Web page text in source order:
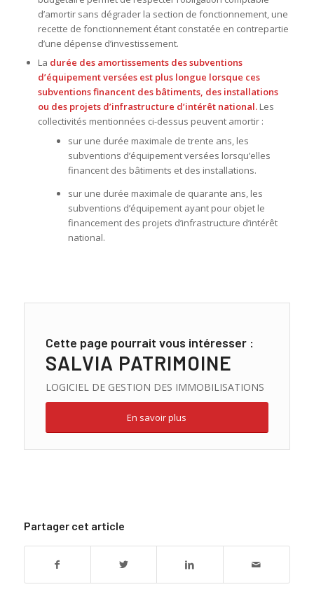
d’amortir sans dégrader la section de fonctionnement, une
recette de fonctionnement étant constatée en contrepartie
d’une dépense d’investissement.
La durée des amortissements des subventions
d’équipement versées est plus longue lorsque ces
subventions financent des bâtiments, des installations
ou des projets d’infrastructure d’intérêt national.Les
collectivités mentionnées ci-dessus peuvent amortir :
sur une durée maximale de trente ans, les
subventions d’équipement versées lorsqu’elles
financent des bâtiments et des installations.
sur une durée maximale de quarante ans, les
subventions d’équipement ayant pour objet le
financement des projets d’infrastructure d’intérêt
national.
Cette page pourrait vous intéresser :
SALVIA PATRIMOINE
LOGICIEL DE GESTION DES IMMOBILISATIONS
En savoir plus
Partager cet article